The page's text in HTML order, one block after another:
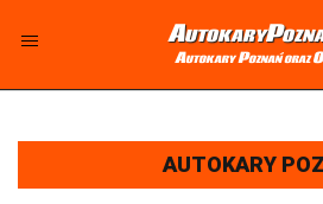
Autokary Poznań oraz
AUTOKARY